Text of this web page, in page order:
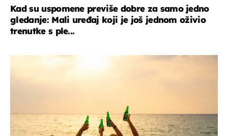
Kad su uspomene previše dobre za samo jedno
gledanje: Mali uređaj koji je još jednom oživio
trenutke s ple...